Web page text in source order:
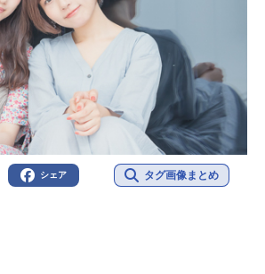
シェア タグ画像まとめ